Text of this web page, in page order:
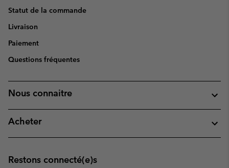
Statut de la commande
Livraison
Paiement
Questions fréquentes
Nous connaitre
Acheter
Restons connecté(e)s